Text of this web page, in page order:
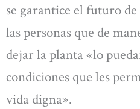
se garantice el futuro
las personas que de
dejar la planta «lo
condiciones que les
vida digna».